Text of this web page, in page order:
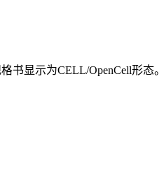
书显示为CELL/OpenCell形态